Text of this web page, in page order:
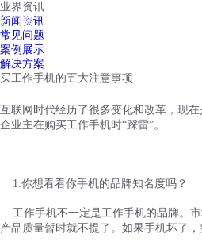
红鹰工作手机
业界资讯
新闻资讯
常见问题
案例展示
解决方案
买工作手机的五大注意事项
互联网时代经历了很多变化和改革，现
企业主在购买工作手机时“踩雷”。
1.你想看看你手机的品牌知名度吗？
工作手机不一定是工作手机的品牌。
产品质量暂时就不提了。如果手机坏了